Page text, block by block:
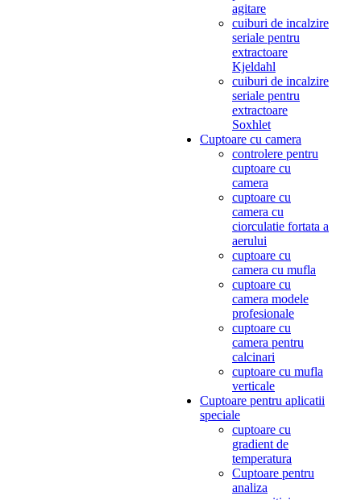
agitare
cuiburi de incalzire
seriale pentru
extractoare
Kjeldahl
cuiburi de incalzire
seriale pentru
extractoare
Soxhlet
Cuptoare cu camera
controlere pentru
cuptoare cu
camera
cuptoare cu
camera cu
ciorculatie fortata a
aerului
cuptoare cu
camera cu mufla
cuptoare cu
camera modele
profesionale
cuptoare cu
camera pentru
calcinari
cuptoare cu mufla
verticale
Cuptoare pentru aplicatii
speciale
cuptoare cu
gradient de
temperatura
Cuptoare pentru
analiza